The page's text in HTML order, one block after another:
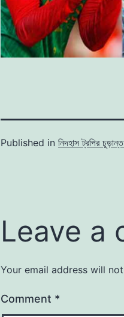
Published in নিদহাস ট্রপির
Leave a
Your email address will
Comment *